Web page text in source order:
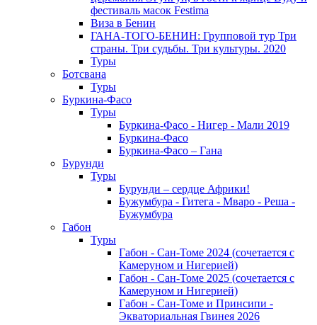
фестиваль масок Festima
Виза в Бенин
ГАНА-ТОГО-БЕНИН: Групповой тур Три
страны. Три судьбы. Три культуры. 2020
Туры
Ботсвана
Туры
Буркина-Фасо
Туры
Буркина-Фасо - Нигер - Мали 2019
Буркина-Фасо
Буркина-Фасо – Гана
Бурунди
Туры
Бурунди – сердце Африки!
Бужумбура - Гитега - Мваро - Реша -
Бужумбура
Габон
Туры
Габон - Сан-Томе 2024 (сочетается с
Камеруном и Нигерией)
Габон - Сан-Томе 2025 (сочетается с
Камеруном и Нигерией)
Габон - Сан-Томе и Принсипи -
Экваториальная Гвинея 2026